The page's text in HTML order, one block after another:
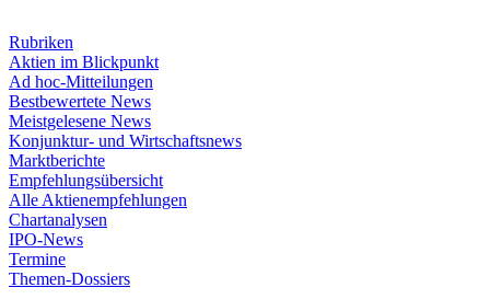
Rubriken
Aktien im Blickpunkt
Ad hoc-Mitteilungen
Bestbewertete News
Meistgelesene News
Konjunktur- und Wirtschaftsnews
Marktberichte
Empfehlungsübersicht
Alle Aktienempfehlungen
Chartanalysen
IPO-News
Termine
Themen-Dossiers